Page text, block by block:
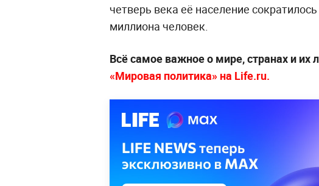
четверь века её население
миллиона человек.
Всё самое важное о мире, странах и их
«Мировая политика» на Life.ru.